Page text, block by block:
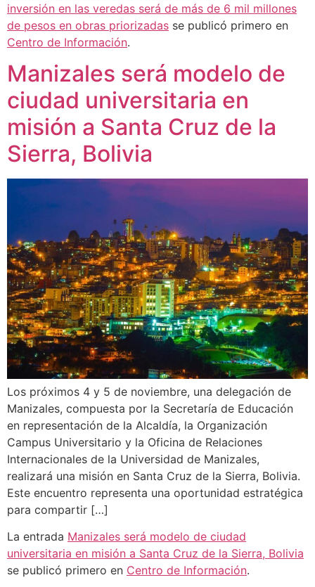
inversión en las veredas será de más de 6 mil millones
de pesos en obras priorizadas se publicó primero en
Centro de Información.
Manizales será modelo de
ciudad universitaria en
misión a Santa Cruz de la
Sierra, Bolivia
Los próximos 4 y 5 de noviembre, una delegación de
Manizales, compuesta por la Secretaría de Educación
en representación de la Alcaldía, la Organización
Campus Universitario y la Oficina de Relaciones
Internacionales de la Universidad de Manizales,
realizará una misión en Santa Cruz de la Sierra, Bolivia.
Este encuentro representa una oportunidad estratégica
para compartir […]
La entrada Manizales será modelo de ciudad
universitaria en misión a Santa Cruz de la Sierra, Bolivia
se publicó primero en Centro de Información.